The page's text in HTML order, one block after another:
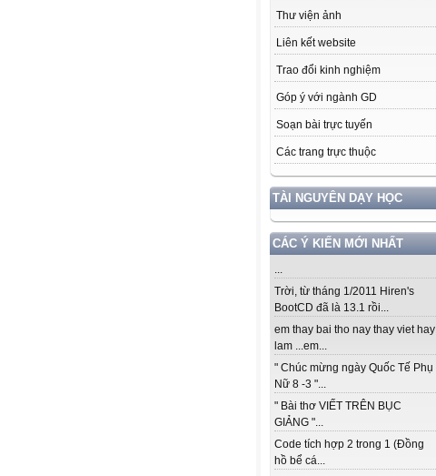
Thư viện ảnh
Liên kết website
Trao đổi kinh nghiệm
Góp ý với ngành GD
Soạn bài trực tuyến
Các trang trực thuộc
TÀI NGUYÊN DẠY HỌC
CÁC Ý KIẾN MỚI NHẤT
...
Trời, từ tháng 1/2011 Hiren's
BootCD đã là 13.1 rồi...
em thay bai tho nay thay viet hay
lam ...em...
" Chúc mừng ngày Quốc Tế Phụ
Nữ 8 -3 "...
" Bài thơ VIẾT TRÊN BỤC
GIẢNG "...
Code tích hợp 2 trong 1 (Đồng
hồ bể cá...